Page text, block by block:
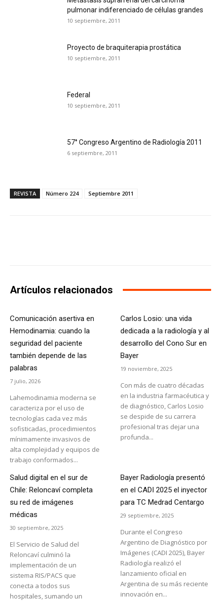
pulmonar indiferenciado de células grandes
10 septiembre, 2011
Proyecto de braquiterapia prostática
10 septiembre, 2011
Federal
10 septiembre, 2011
57° Congreso Argentino de Radiología 2011
6 septiembre, 2011
REVISTA Número 224 Septiembre 2011
Artículos relacionados
Comunicación asertiva en
Hemodinamia: cuando la
seguridad del paciente
también depende de las
palabras
7 julio, 2026
Lahemodinamia moderna se
caracteriza por el uso de
tecnologías cada vez más
sofisticadas, procedimientos
mínimamente invasivos de
alta complejidad y equipos de
trabajo conformados...
Carlos Losio: una vida
dedicada a la radiología y al
desarrollo del Cono Sur en
Bayer
19 noviembre, 2025
Con más de cuatro décadas
en la industria farmacéutica y
de diagnóstico, Carlos Losio
se despide de su carrera
profesional tras dejar una
profunda...
Salud digital en el sur de
Chile: Reloncaví completa
su red de imágenes
médicas
30 septiembre, 2025
El Servicio de Salud del
Reloncaví culminó la
implementación de un
sistema RIS/PACS que
conecta a todos sus
hospitales, sumando un
Bayer Radiología presentó
en el CADI 2025 el inyector
para TC Medrad Centargo
29 septiembre, 2025
Durante el Congreso
Argentino de Diagnóstico por
Imágenes (CADI 2025), Bayer
Radiología realizó el
lanzamiento oficial en
Argentina de su más reciente
innovación en...